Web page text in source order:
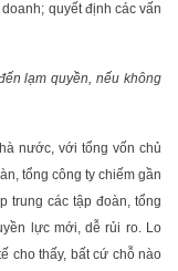
quyết định các vấn
lạm quyền, nếu không
nước, với tổng vốn chủ
tổng công ty chiếm gần
trung các tập đoàn, tổng
lực mới, dễ rủi ro. Lo
cho thấy, bất cứ chỗ nào